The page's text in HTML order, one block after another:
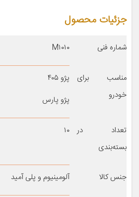
جزئیات محصول
شماره فنی M۱۰۱۰
مناسب برای
خودرو
پژو ۴۰۵
پژو پارس
تعداد در
بسته‌بندی
۱۰
جنس کالا آلومینیوم و پلی آمید